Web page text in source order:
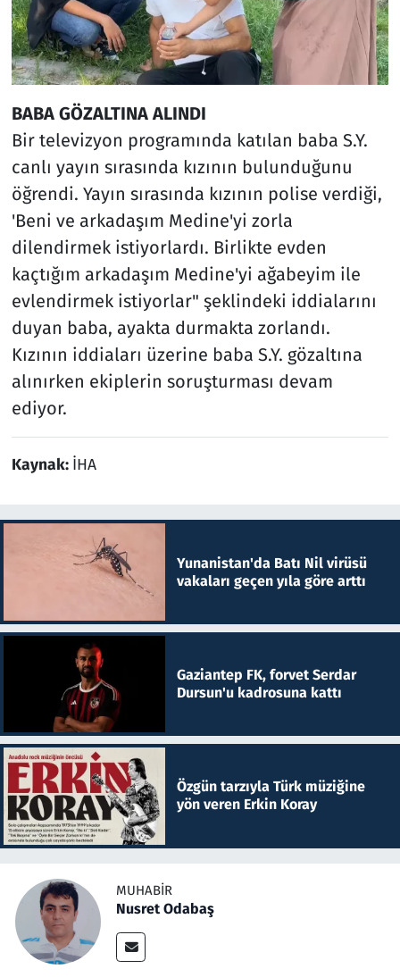
BABA GÖZALTINA ALINDI
Bir televizyon programında katılan baba S.Y.
canlı yayın sırasında kızının bulunduğunu
öğrendi. Yayın sırasında kızının polise verdiği,
'Beni ve arkadaşım Medine'yi zorla
dilendirmek istiyorlardı. Birlikte evden
kaçtığım arkadaşım Medine'yi ağabeyim ile
evlendirmek istiyorlar" şeklindeki iddialarını
duyan baba, ayakta durmakta zorlandı.
Kızının iddiaları üzerine baba S.Y. gözaltına
alınırken ekiplerin soruşturması devam
ediyor.
Kaynak: İHA
Yunanistan'da Batı Nil virüsü
vakaları geçen yıla göre arttı
Gaziantep FK, forvet Serdar
Dursun'u kadrosuna kattı
Özgün tarzıyla Türk müziğine
yön veren Erkin Koray
MUHABIR
Nusret Odabaş